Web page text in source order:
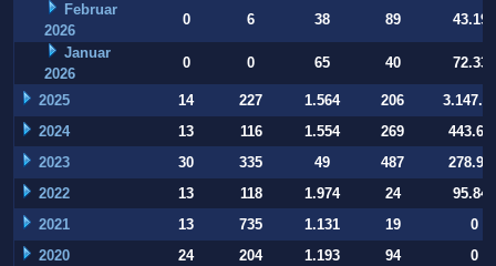
Februar
2026
0 6 38 89
43.197
Januar
2026
0 0 65 40 72.332
2025 14 227 1.564 206
2024
13 116 1.554 269
2023
30 335 49 487
2022
13 118 1.974 24
95.847
2021
13 735 1.131 19
0
2020
24 204 1.193 94
0